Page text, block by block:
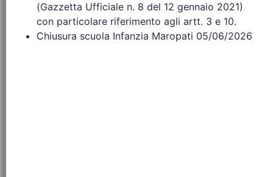
(Gazzetta Ufficiale n. 8 del 12 gennaio 2021)
con particolare riferimento agli artt. 3 e 10.
Chiusura scuola Infanzia Maropati 05/06/2026